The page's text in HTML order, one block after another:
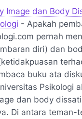
Image dan Body
- Apakah
pernah
diri) dan
buku ata
Psikologi
dan body
Di antara teman-